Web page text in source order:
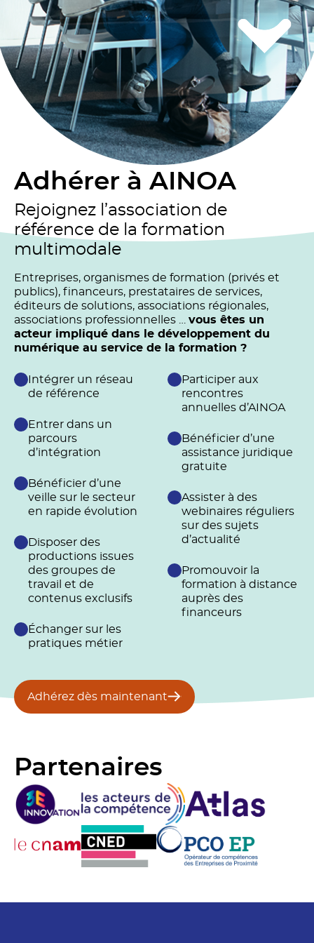
Adhérer à AINOA
Rejoignez l’association de
référence de la formation
multimodale
Entreprises, organismes de formation (privés et
publics), financeurs, prestataires de services,
éditeurs de solutions, associations régionales,
associations professionnelles … vous êtes un
acteur impliqué dans le développement du
numérique au service de la formation ?
Intégrer un réseau
de référence
Entrer dans un
parcours
d’intégration
Bénéficier d’une
veille sur le secteur
en rapide évolution
Disposer des
productions issues
des groupes de
travail et de
contenus exclusifs
Échanger sur les
pratiques métier
Participer aux
rencontres
annuelles d’AINOA
Bénéficier d’une
assistance juridique
gratuite
Assister à des
webinaires réguliers
sur des sujets
d’actualité
Promouvoir la
formation à distance
auprès des
financeurs
Adhérez dès maintenant
Partenaires